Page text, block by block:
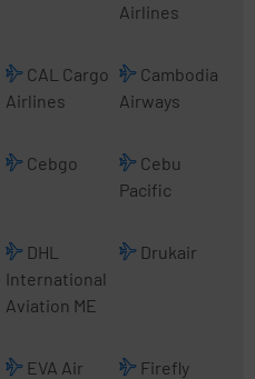
Airlines
CAL Cargo
Airlines
Cambodia
Airways
Cebgo
Cebu
Pacific
DHL
International
Aviation ME
Drukair
EVA Air Firefly